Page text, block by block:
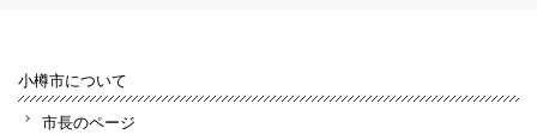
小樽市について
市長のページ